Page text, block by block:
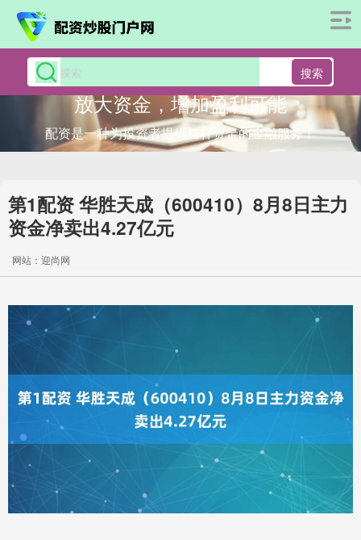
搜索
放大资金，增加盈利可能
配资是一种为投资者提供杠杆资金的金融服务！
第1配资 华胜天成（600410）8月8日主力
资金净卖出4.27亿元
网站：迎尚网